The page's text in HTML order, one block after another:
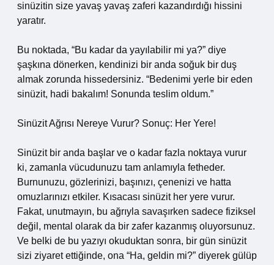
sinüzitin size yavaş yavaş zaferi kazandırdığı hissini
yaratır.
Bu noktada, “Bu kadar da yayılabilir mi ya?” diye
şaşkına dönerken, kendinizi bir anda soğuk bir duş
almak zorunda hissedersiniz. “Bedenimi yerle bir eden
sinüzit, hadi bakalım! Sonunda teslim oldum.”
Sinüzit Ağrısı Nereye Vurur? Sonuç: Her Yere!
Sinüzit bir anda başlar ve o kadar fazla noktaya vurur
ki, zamanla vücudunuzu tam anlamıyla fetheder.
Burnunuzu, gözlerinizi, başınızı, çenenizi ve hatta
omuzlarınızı etkiler. Kısacası sinüzit her yere vurur.
Fakat, unutmayın, bu ağrıyla savaşırken sadece fiziksel
değil, mental olarak da bir zafer kazanmış oluyorsunuz.
Ve belki de bu yazıyı okuduktan sonra, bir gün sinüzit
sizi ziyaret ettiğinde, ona “Ha, geldin mi?” diyerek gülüp